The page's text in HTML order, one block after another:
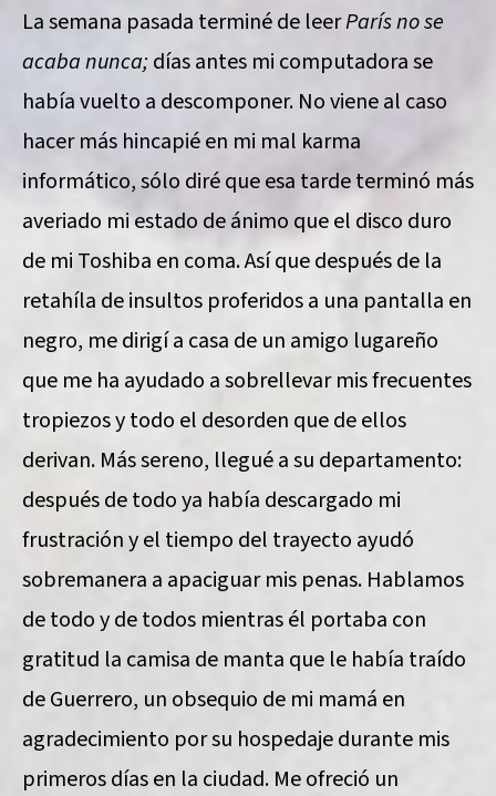
La semana pasada terminé de leerParís no se
acaba nunca; días antes mi computadora se
había vuelto a descomponer. No viene al caso
hacer más hincapié en mi mal karma
informático, sólo diré que esa tarde terminó más
averiado mi estado de ánimo que el disco duro
de mi Toshiba en coma. Así que después de la
retahíla de insultos proferidos a una pantalla en
negro, me dirigí a casa de un amigo lugareño
que me ha ayudado a sobrellevar mis frecuentes
tropiezos y todo el desorden que de ellos
derivan. Más sereno, llegué a su departamento:
después de todo ya había descargado mi
frustración y el tiempo del trayecto ayudó
sobremanera a apaciguar mis penas. Hablamos
de todo y de todos mientras él portaba con
gratitud la camisa de manta que le había traído
de Guerrero, un obsequio de mi mamá en
agradecimiento por su hospedaje durante mis
primeros días en la ciudad. Me ofreció un